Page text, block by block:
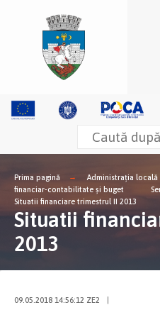
Prima pagină Administrația locală
financiar-contabilitate şi buget
Situatii financiare trimestrul II 2013
Situatii
2013
09.05.2018 14:56:12 ZE2